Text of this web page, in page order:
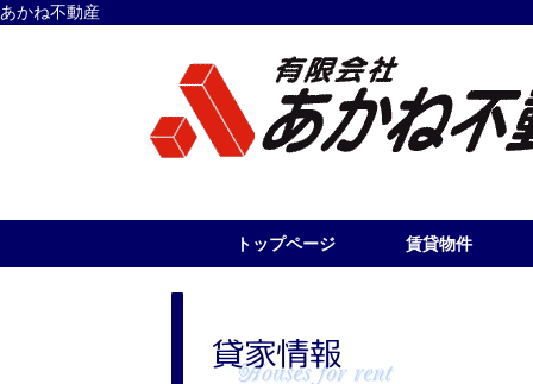
あかね不動産
トップページ 賃貸物件